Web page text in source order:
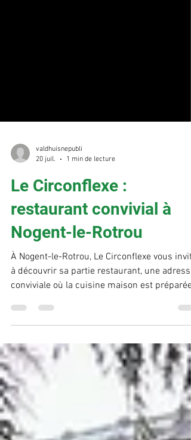
valdhuisnepubli
20 juil.
1 min de lecture
Le Circonflexe :
restaurant convivial à
Nogent-le-Rotrou
À Nogent-le-Rotrou, Le Circonflexe vous invite
à découvrir sa partie restaurant, une adresse
Situé 24 rue de la Herse, l’établissement
propose un lieu chaleureux pour partager un
déjeuner simple, gourmand et accessible.
Chaque jour, la formule du restaurant
comprend 3 entrées, 3 plats et 3 desserts,
avec une option végétarienne. Dans une
ambiance agréable, Le Circonflexe met à